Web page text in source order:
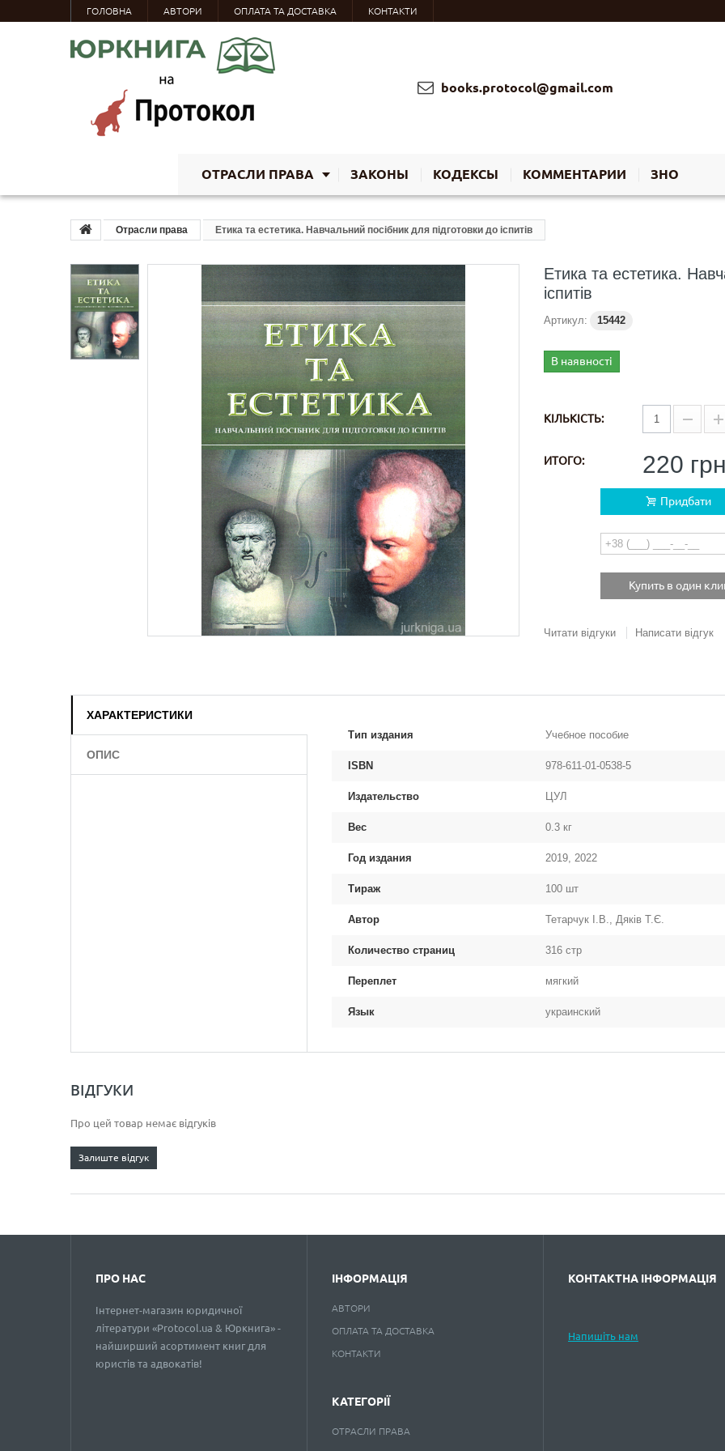
ГОЛОВНА АВТОРИ ОПЛАТА ТА ДОСТАВКА КОНТАКТИ
books.protocol@gmail.com
ОТРАСЛИ ПРАВА ЗАКОНЫ КОДЕКСЫ КОММЕНТАРИИ ЗНО
Отрасли права Етика та естетика. Навчальний посібник для підготовки до іспитів
Етика та естетика.
іспитів
Артикул: 15442
В наявності
КІЛЬКІСТЬ:
ИТОГО: 220
Придбати
Купить в один
Читати відгуки Написати відгук
ХАРАКТЕРИСТИКИ
ОПИС
Тип издания Учебное пособие
ISBN 978-611-01-0538-5
Издательство ЦУЛ
Вес 0.3 кг
Год издания 2019, 2022
Тираж 100 шт
Автор Тетарчук І.В., Дяків Т.Є.
Количество страниц 316 стр
Переплет мягкий
Язык украинский
ВІДГУКИ
Про цей товар немає відгуків
Залиште відгук
ПРО НАС
Інтернет-магазин юридичної
літератури «Protocol.ua & Юркнига» -
найширший асортимент книг для
юристів та адвокатів!
ІНФОРМАЦІЯ
АВТОРИ
ОПЛАТА ТА ДОСТАВКА
КОНТАКТИ
КАТЕГОРІЇ
ОТРАСЛИ ПРАВА
КОНТАКТНА ІНФОРМАЦІЯ
Напишіть нам